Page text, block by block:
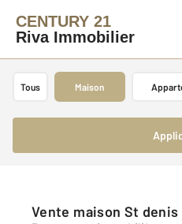
CENTURY 21
Riva Immobilier
Tous Maison
Vente maison St denis